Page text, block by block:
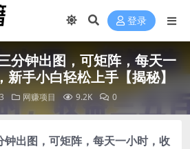
登录
分钟出图，可矩阵，每天一
新手小白轻松上手【揭秘】
网赚项目 9.2K 0
钟出图，可矩阵，每天一小时，收